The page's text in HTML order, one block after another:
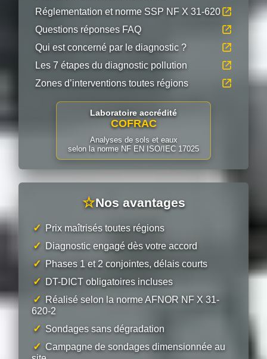
Réglementation et norme SSP NF X 31-620
Questions réponses FAQ
Qui est concerné par le diagnostic ?
Les 7 étapes du diagnostic pollution
Zones d’interventions toutes régions
Laboratoire accrédité
COFRAC
Analyses de sols et eaux
selon la norme NF EN ISO/IEC 17025
☆Nos avantages
✓ Prix maîtrisés toutes régions
✓ Diagnostic engagé dès votre accord
✓ Phases 1 et 2 conjointes, délais courts
✓ DT-DICT obligatoires incluses
✓
Réalisé selon la norme AFNOR NF X 31-
620-2
✓ Sondages sans dégradation
✓ Campagne de sondages dimensionnée au